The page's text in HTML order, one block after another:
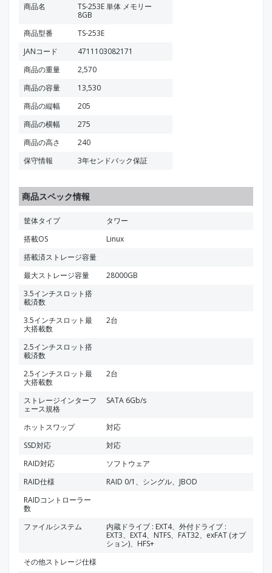
商品名
TS-253E 単体 メモリー
8GB
商品型番
TS-253E
JANコード
4711103082171
商品の重量
2,570
商品の容量
13,530
商品の縦幅
205
商品の横幅
275
商品の高さ
240
保守情報
3年センドバック保証
商品スペック情報
筐体タイプ
タワー
搭載OS
Linux
搭載済ストレージ容量
最大ストレージ容量
28000GB
3.5インチスロット搭
載済数
3.5インチスロット最
大搭載数
2台
2.5インチスロット搭
載済数
2.5インチスロット最
大搭載数
2台
ストレージインターフ
ェース規格
SATA 6Gb/s
ホットスワップ
対応
SSD対応
対応
RAID対応
ソフトウェア
RAID仕様
RAID 0/1、シングル、JBOD
RAIDコントローラー
数
ファイルシステム
内蔵ドライブ : EXT4、外付ドライブ :
EXT3、EXT4、NTFS、FAT32、exFAT (オプ
ション)、HFS+
その他ストレージ仕様